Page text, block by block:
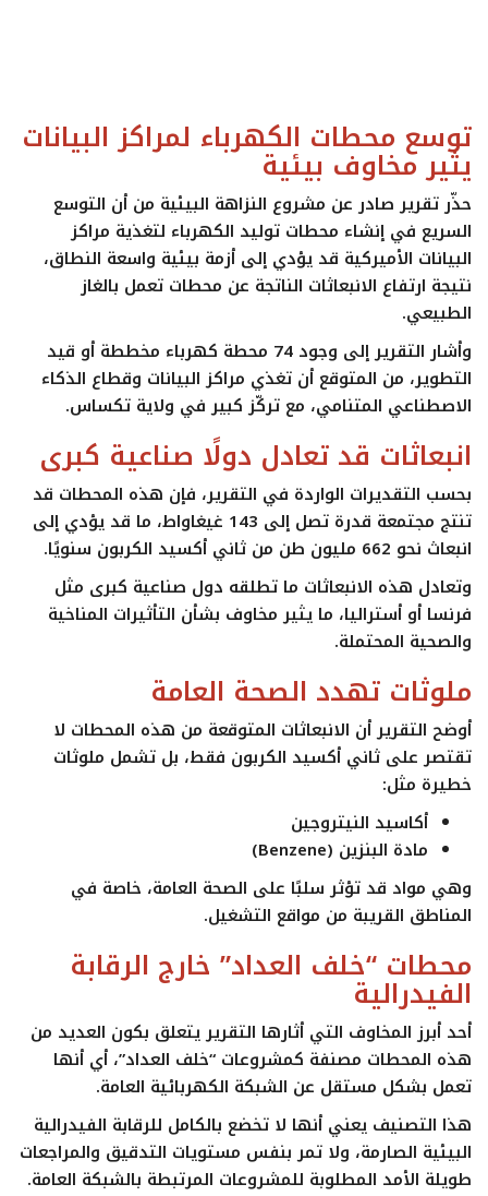
توسع محطات الكهرباء لمراكز البيانات
يثير مخاوف بيئية
حذّر تقرير صادر عن مشروع النزاهة البيئية من أن التوسع
السريع في إنشاء محطات توليد الكهرباء لتغذية مراكز
البيانات الأميركية قد يؤدي إلى أزمة بيئية واسعة النطاق،
نتيجة ارتفاع الانبعاثات الناتجة عن محطات تعمل بالغاز
الطبيعي.
وأشار التقرير إلى وجود 74 محطة كهرباء
مخططة أو قيد
التطوير، من المتوقع أن تغذي مراكز البيانات وقطاع الذكاء
الاصطناعي المتنامي، مع تركّز كبير في ولاية تكساس.
انبعاثات قد تعادل دولًا صناعية كبرى
بحسب التقديرات الواردة في التقرير، فإن هذه المحطات قد
تنتج مجتمعة قدرة تصل إلى 143 غيغاواط
، ما قد يؤدي إلى
انبعاث نحو 662 مليون طن من ثاني أكسيد الكربون سنويًا
.
وتعادل هذه الانبعاثات ما تطلقه دول صناعية كبرى مثل
فرنسا أو أستراليا، ما يثير مخاوف بشأن التأثيرات المناخية
والصحية المحتملة.
ملوثات تهدد الصحة العامة
أوضح التقرير أن الانبعاثات المتوقعة من هذه المحطات لا
تقتصر على ثاني أكسيد الكربون فقط، بل تشمل ملوثات
خطيرة مثل:
أكاسيد النيتروجين
مادة البنزين (Benzene)
وهي مواد قد تؤثر سلبًا على الصحة العامة، خاصة في
المناطق القريبة من مواقع التشغيل.
محطات “خلف العداد” خارج الرقابة
الفيدرالية
أحد أبرز المخاوف التي أثارها التقرير يتعلق بكون العديد من
هذه المحطات مصنفة كمشروعات “خلف العداد”، أي أنها
تعمل بشكل مستقل عن الشبكة الكهربائية العامة.
هذا التصنيف يعني أنها لا تخضع بالكامل للرقابة الفيدرالية
البيئية الصارمة، ولا تمر بنفس مستويات التدقيق والمراجعات
طويلة الأمد المطلوبة للمشروعات المرتبطة بالشبكة العامة.